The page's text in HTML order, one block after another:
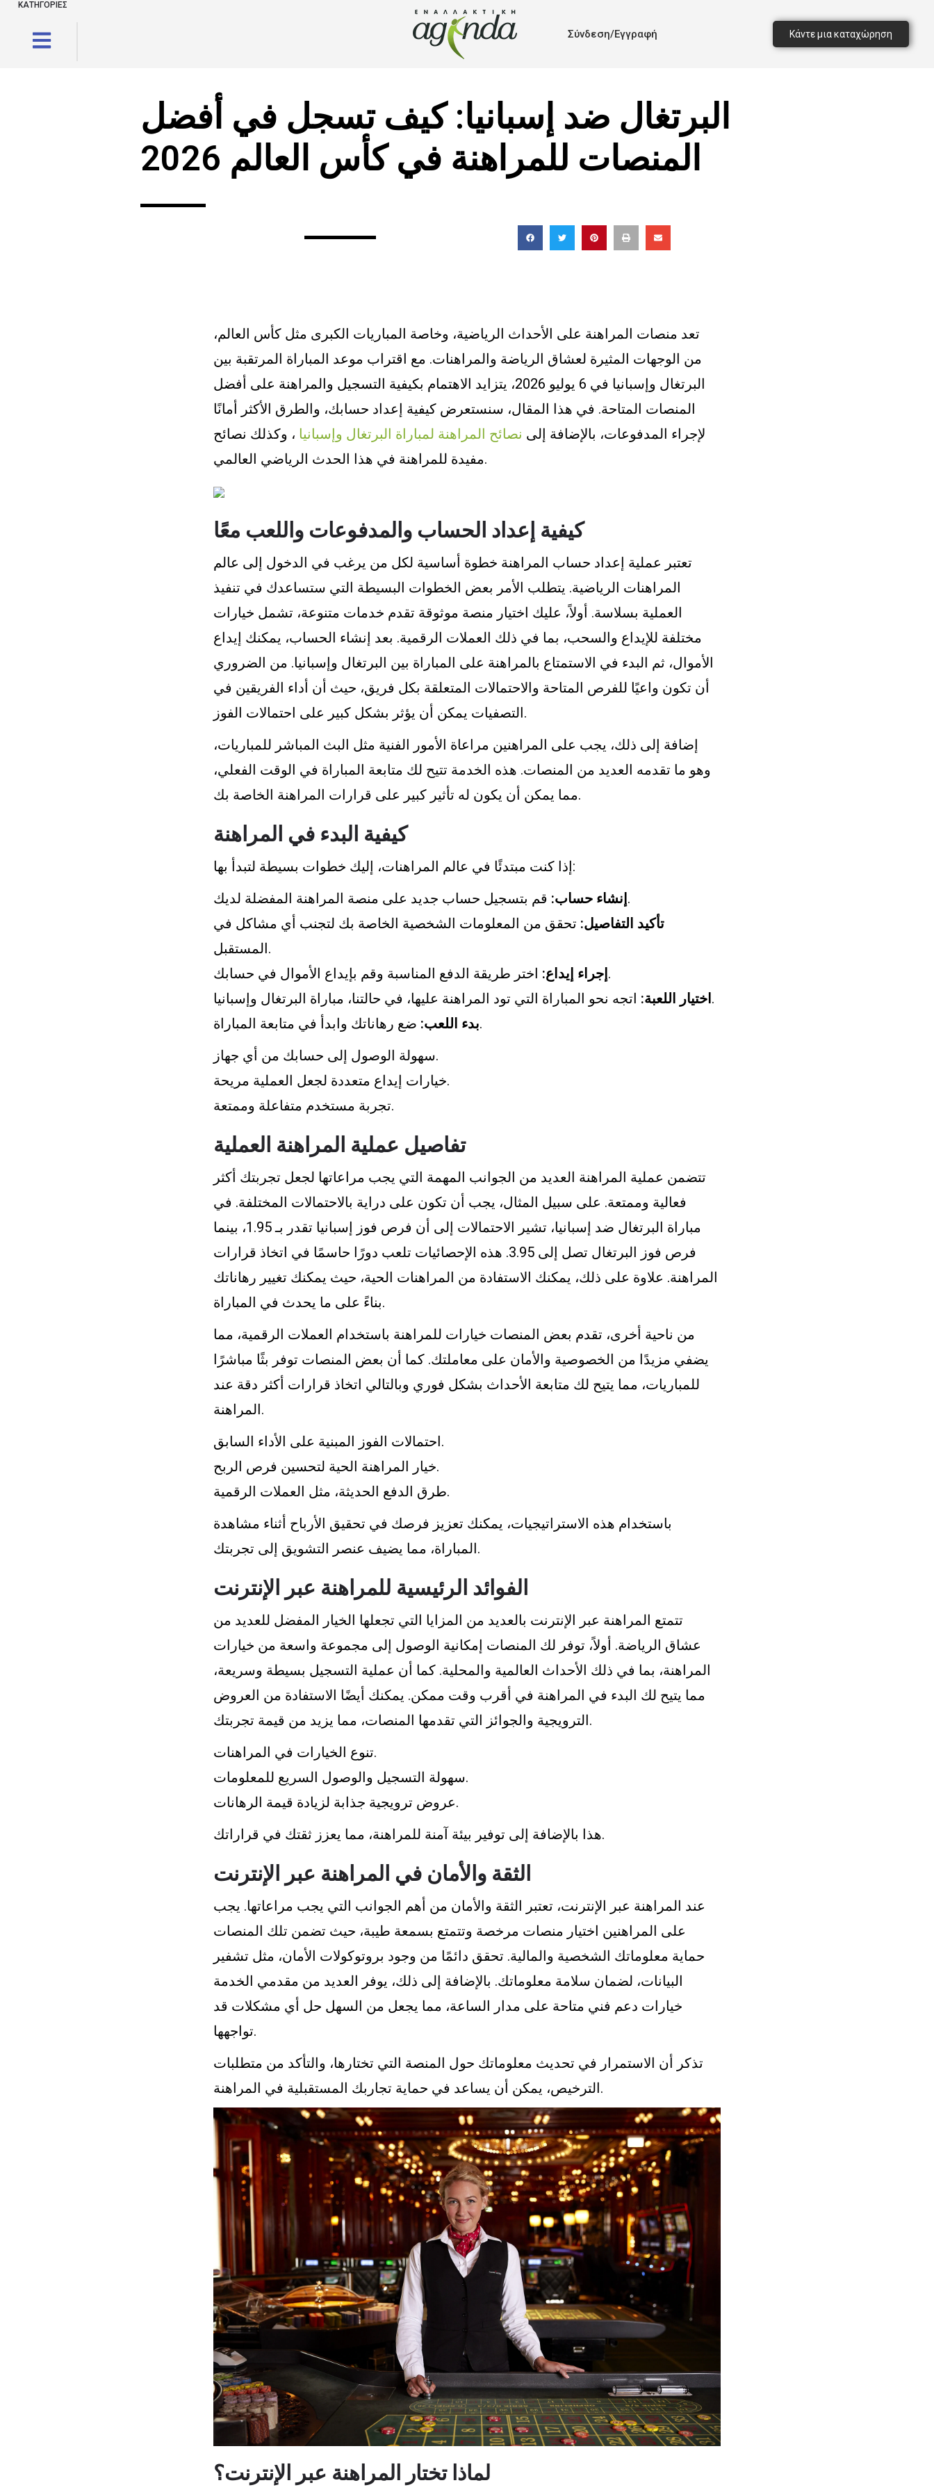
ΚΑΤΗΓΟΡΙΕΣ
Σύνδεση/Εγγραφή Κάντε μια καταχώρηση
البرتغال ضد إسبانيا: كيف تسجل في أفضل
المنصات للمراهنة في كأس العالم 2026
تعد منصات المراهنة على الأحداث الرياضية، وخاصة المباريات الكبرى مثل كأس العالم،
من الوجهات المثيرة لعشاق الرياضة والمراهنات. مع اقتراب موعد المباراة المرتقبة بين
البرتغال وإسبانيا في 6 يوليو 2026، يتزايد الاهتمام بكيفية التسجيل والمراهنة على أفضل
المنصات المتاحة. في هذا المقال، سنستعرض كيفية إعداد حسابك، والطرق الأكثر أمانًا
لإجراء المدفوعات، بالإضافة إلى نصائح المراهنة لمباراة البرتغال وإسبانيا ، وكذلك نصائح
مفيدة للمراهنة في هذا الحدث الرياضي العالمي.
كيفية إعداد الحساب والمدفوعات واللعب معًا
تعتبر عملية إعداد حساب المراهنة خطوة أساسية لكل من يرغب في الدخول إلى عالم
المراهنات الرياضية. يتطلب الأمر بعض الخطوات البسيطة التي ستساعدك في تنفيذ
العملية بسلاسة. أولاً، عليك اختيار منصة موثوقة تقدم خدمات متنوعة، تشمل خيارات
مختلفة للإيداع والسحب، بما في ذلك العملات الرقمية. بعد إنشاء الحساب، يمكنك إيداع
الأموال، ثم البدء في الاستمتاع بالمراهنة على المباراة بين البرتغال وإسبانيا. من الضروري
أن تكون واعيًا للفرص المتاحة والاحتمالات المتعلقة بكل فريق، حيث أن أداء الفريقين في
التصفيات يمكن أن يؤثر بشكل كبير على احتمالات الفوز.
إضافة إلى ذلك، يجب على المراهنين مراعاة الأمور الفنية مثل البث المباشر للمباريات،
وهو ما تقدمه العديد من المنصات. هذه الخدمة تتيح لك متابعة المباراة في الوقت الفعلي،
مما يمكن أن يكون له تأثير كبير على قرارات المراهنة الخاصة بك.
كيفية البدء في المراهنة
إذا كنت مبتدئًا في عالم المراهنات، إليك خطوات بسيطة لتبدأ بها:
إنشاء حساب: قم بتسجيل حساب جديد على منصة المراهنة المفضلة لديك.
تأكيد التفاصيل: تحقق من المعلومات الشخصية الخاصة بك لتجنب أي مشاكل في
المستقبل.
إجراء إيداع: اختر طريقة الدفع المناسبة وقم بإيداع الأموال في حسابك.
اختيار اللعبة: اتجه نحو المباراة التي تود المراهنة عليها، في حالتنا، مباراة البرتغال وإسبانيا.
بدء اللعب:ضع رهاناتك وابدأ في متابعة المباراة.
سهولة الوصول إلى حسابك من أي جهاز.
خيارات إيداع متعددة لجعل العملية مريحة.
تجربة مستخدم متفاعلة وممتعة.
تفاصيل عملية المراهنة العملية
تتضمن عملية المراهنة العديد من الجوانب المهمة التي يجب مراعاتها لجعل تجربتك أكثر
فعالية وممتعة. على سبيل المثال، يجب أن تكون على دراية بالاحتمالات المختلفة. في
مباراة البرتغال ضد إسبانيا، تشير الاحتمالات إلى أن فرص فوز إسبانيا تقدر بـ 1.95، بينما
فرص فوز البرتغال تصل إلى 3.95. هذه الإحصائيات تلعب دورًا حاسمًا في اتخاذ قرارات
المراهنة. علاوة على ذلك، يمكنك الاستفادة من المراهنات الحية، حيث يمكنك تغيير رهاناتك
بناءً على ما يحدث في المباراة.
من ناحية أخرى، تقدم بعض المنصات خيارات للمراهنة باستخدام العملات الرقمية، مما
يضفي مزيدًا من الخصوصية والأمان على معاملتك. كما أن بعض المنصات توفر بثًا مباشرًا
للمباريات، مما يتيح لك متابعة الأحداث بشكل فوري وبالتالي اتخاذ قرارات أكثر دقة عند
المراهنة.
احتمالات الفوز المبنية على الأداء السابق.
خيار المراهنة الحية لتحسين فرص الربح.
طرق الدفع الحديثة، مثل العملات الرقمية.
باستخدام هذه الاستراتيجيات، يمكنك تعزيز فرصك في تحقيق الأرباح أثناء مشاهدة
المباراة، مما يضيف عنصر التشويق إلى تجربتك.
الفوائد الرئيسية للمراهنة عبر الإنترنت
تتمتع المراهنة عبر الإنترنت بالعديد من المزايا التي تجعلها الخيار المفضل للعديد من
عشاق الرياضة. أولاً، توفر لك المنصات إمكانية الوصول إلى مجموعة واسعة من خيارات
المراهنة، بما في ذلك الأحداث العالمية والمحلية. كما أن عملية التسجيل بسيطة وسريعة،
مما يتيح لك البدء في المراهنة في أقرب وقت ممكن. يمكنك أيضًا الاستفادة من العروض
الترويجية والجوائز التي تقدمها المنصات، مما يزيد من قيمة تجربتك.
تنوع الخيارات في المراهنات.
سهولة التسجيل والوصول السريع للمعلومات.
عروض ترويجية جذابة لزيادة قيمة الرهانات.
هذا بالإضافة إلى توفير بيئة آمنة للمراهنة، مما يعزز ثقتك في قراراتك.
الثقة والأمان في المراهنة عبر الإنترنت
عند المراهنة عبر الإنترنت، تعتبر الثقة والأمان من أهم الجوانب التي يجب مراعاتها. يجب
على المراهنين اختيار منصات مرخصة وتتمتع بسمعة طيبة، حيث تضمن تلك المنصات
حماية معلوماتك الشخصية والمالية. تحقق دائمًا من وجود بروتوكولات الأمان، مثل تشفير
البيانات، لضمان سلامة معلوماتك. بالإضافة إلى ذلك، يوفر العديد من مقدمي الخدمة
خيارات دعم فني متاحة على مدار الساعة، مما يجعل من السهل حل أي مشكلات قد
تواجهها.
تذكر أن الاستمرار في تحديث معلوماتك حول المنصة التي تختارها، والتأكد من متطلبات
الترخيص، يمكن أن يساعد في حماية تجاربك المستقبلية في المراهنة.
لماذا تختار المراهنة عبر الإنترنت؟